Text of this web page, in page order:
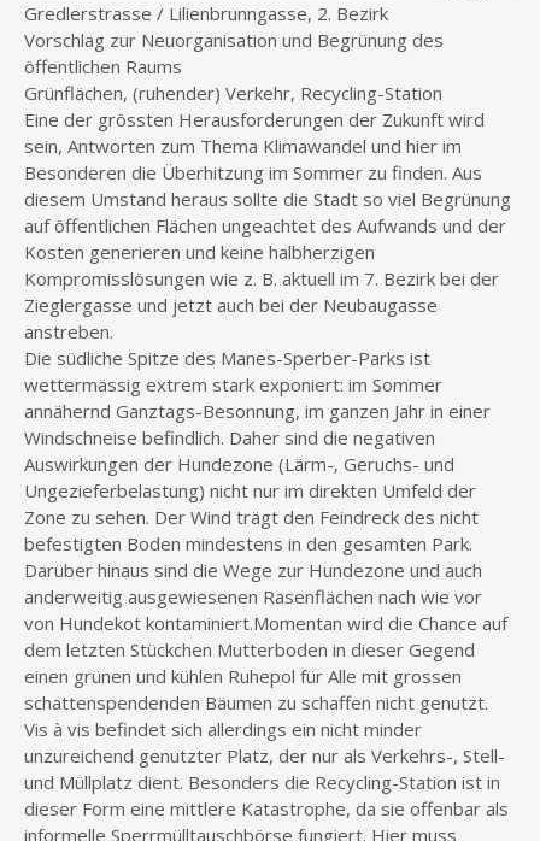
Gredlerstrasse / Lilienbrunngasse, 2. Bezirk
Vorschlag zur Neuorganisation und Begrünung des
öffentlichen Raums
Grünflächen, (ruhender) Verkehr, Recycling-Station
Eine der grössten Herausforderungen der Zukunft wird
sein, Antworten zum Thema Klimawandel und hier im
Besonderen die Überhitzung im Sommer zu finden. Aus
diesem Umstand heraus sollte die Stadt so viel Begrünung
auf öffentlichen Flächen ungeachtet des Aufwands und der
Kosten generieren und keine halbherzigen
Kompromisslösungen wie z. B. aktuell im 7. Bezirk bei der
Zieglergasse und jetzt auch bei der Neubaugasse
anstreben.
Die südliche Spitze des Manes-Sperber-Parks ist
wettermässig extrem stark exponiert: im Sommer
annähernd Ganztags-Besonnung, im ganzen Jahr in einer
Windschneise befindlich. Daher sind die negativen
Auswirkungen der Hundezone (Lärm-, Geruchs- und
Ungezieferbelastung) nicht nur im direkten Umfeld der
Zone zu sehen. Der Wind trägt den Feindreck des nicht
befestigten Boden mindestens in den gesamten Park.
Darüber hinaus sind die Wege zur Hundezone und auch
anderweitig ausgewiesenen Rasenflächen nach wie vor
von Hundekot kontaminiert.Momentan wird die Chance auf
dem letzten Stückchen Mutterboden in dieser Gegend
einen grünen und kühlen Ruhepol für Alle mit grossen
schattenspendenden Bäumen zu schaffen nicht genutzt.
Vis à vis befindet sich allerdings ein nicht minder
unzureichend genutzter Platz, der nur als Verkehrs-, Stell-
und Müllplatz dient. Besonders die Recycling-Station ist in
dieser Form eine mittlere Katastrophe, da sie offenbar als
informelle Sperrmülltauschbörse fungiert. Hier muss